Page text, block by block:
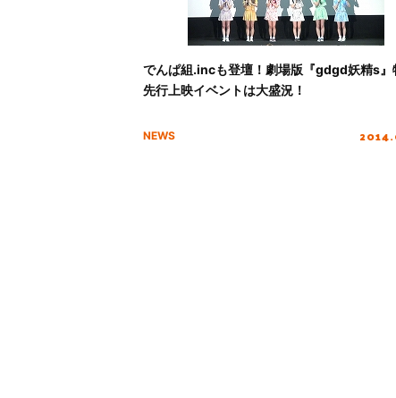
でんぱ組.incも登壇！劇場版『gdgd妖精s』
先行上映イベントは大盛況！
NEWS